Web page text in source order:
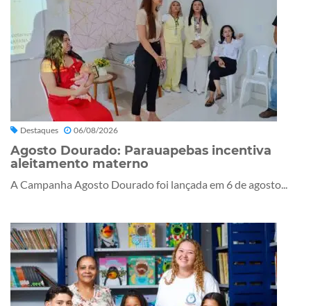
Destaques 06/08/2026
Agosto Dourado: Parauapebas incentiva
aleitamento materno
A Campanha Agosto Dourado foi lançada em 6 de agosto...